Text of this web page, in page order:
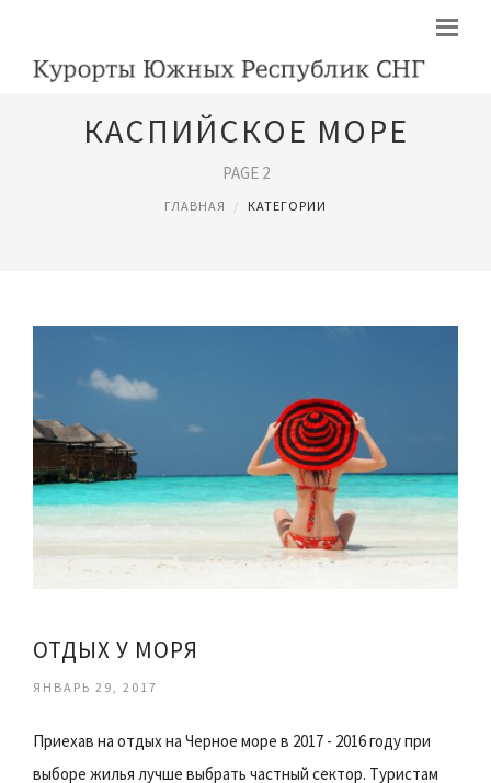
КАСПИЙСКОЕ МОРЕ
PAGE 2
ГЛАВНАЯ КАТЕГОРИИ
ОТДЫХ У МОРЯ
ЯНВАРЬ 29, 2017
Приехав на отдых на Черное море в 2017 - 2016 году при
выборе жилья лучше выбрать частный сектор. Туристам